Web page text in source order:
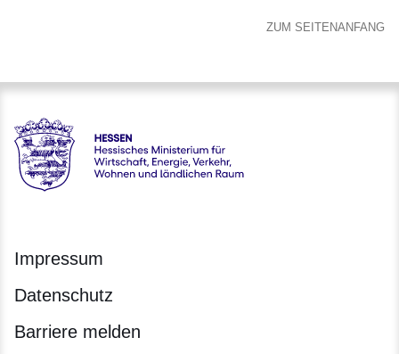
ZUM SEITENANFANG
Hessen - Hessisches Ministerium für Wirtschaft, Energie,
Impressum
Datenschutz
Barriere melden